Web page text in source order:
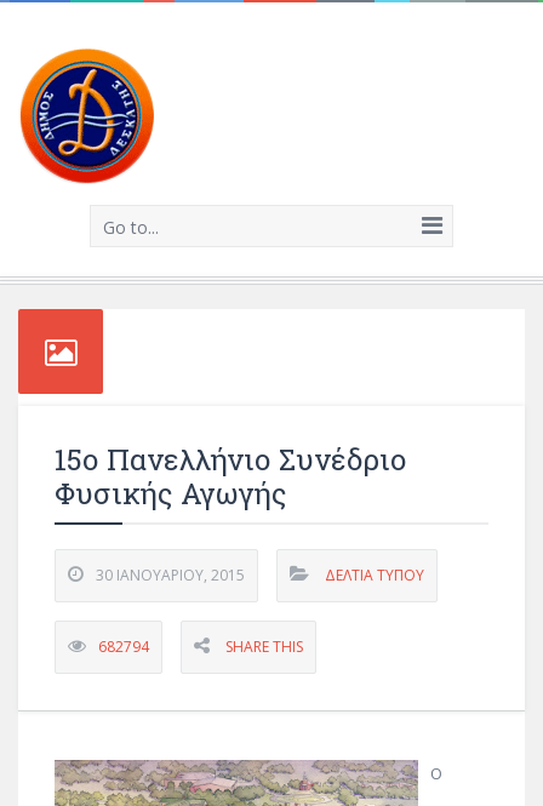
Go to...
15ο Πανελλήνιο Συνέδριο
Φυσικής Αγωγής
30 ΙΑΝΟΥΑΡΊΟΥ, 2015 ΔΕΛΤΊΑ ΤΎΠΟΥ
682794 SHARE THIS
Ο